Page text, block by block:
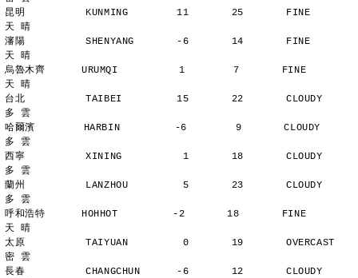
昆明          KUNMING        11       25       FINE
天 晴
瀋陽          SHENYANG       -6       14       FINE
天 晴
烏魯木齊      URUMQI          1        7       FINE
天 晴
台北          TAIBEI         15       22       CLOUDY
多 雲
哈爾濱        HARBIN         -6        9       CLOUDY
多 雲
西寧          XINING          1       18       CLOUDY
多 雲
蘭州          LANZHOU         5       23       CLOUDY
多 雲
呼和浩特      HOHHOT         -2       18       FINE
天 晴
太原          TAIYUAN         0       19       OVERCAST
密 雲
長春          CHANGCHUN      -6       12       CLOUDY